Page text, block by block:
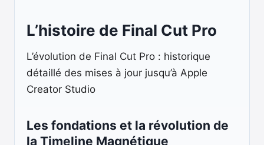
L’histoire de Final Cut Pro
L’évolution de Final Cut Pro : historique
détaillé des mises à jour jusqu’à Apple
Creator Studio
Les fondations et la révolution de
la Timeline Magnétique